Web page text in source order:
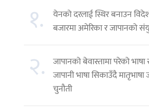
१.
येनको दरलाई स्थिर बनाउन
बजारमा अमेरिका र जापानको
२. जापानको बेवास्तामा परेको
जापानी भाषा सिकाउँदै मातृभाषा
चुनौती